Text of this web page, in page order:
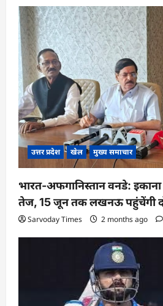
उत्तर प्रदेश खेल मुख्य समाचार
भारत-अफगानिस्तान वनडे: इकाना
तेज, 15 जून तक लखनऊ पहुंचेंगी
Sarvoday Times 2 months ago